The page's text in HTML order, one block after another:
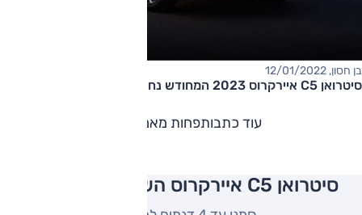
בן חסון, 12/01/2022
סיטרואן C5 איירקרוס 2023 המחודש נחשף רשמית
עוד כתבותפחות מאמרים
סיטרואן C5 איירקרוס השוואה למתחרים